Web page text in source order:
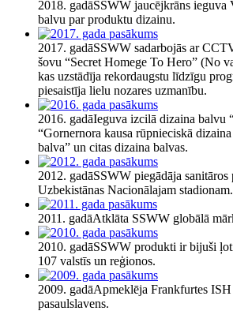
2018. gadāSSWW jaucējkrāns ieguva
balvu par produktu dizainu.
2017. gadāSSWW sadarbojās ar
šovu “Secret Homege To Hero” (No
kas uzstādīja rekordaugstu līdzīgu
piesaistīja lielu nozares uzmanību.
2016. gadāIeguva izcilā dizaina balvu
“Gornernora kausa rūpnieciskā
balva” un citas dizaina balvas.
2012. gadāSSWW piegādāja sanitāros
Uzbekistānas Nacionālajam stadionam.
2011. gadāAtklāta SSWW globālā
2010. gadāSSWW produkti ir bijuši
107 valstīs un reģionos.
2009. gadāApmeklēja Frankfurtes
pasaulslavens.